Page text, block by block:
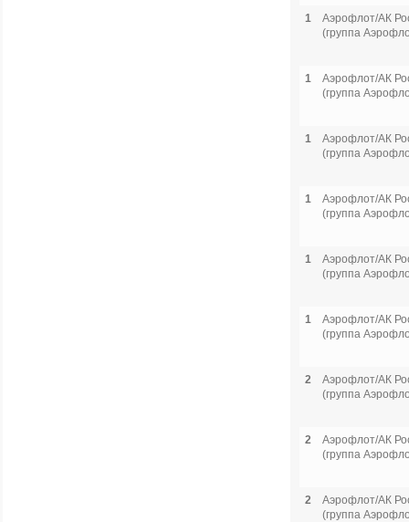
1
Аэрофлот/АК
(группа
1
Аэрофлот/АК
(группа
1
Аэрофлот/АК
(группа
1
Аэрофлот/АК
(группа
1
Аэрофлот/АК
(группа
1
Аэрофлот/АК
(группа
2
Аэрофлот/АК
(группа
2
Аэрофлот/АК
(группа
2
Аэрофлот/АК
(группа